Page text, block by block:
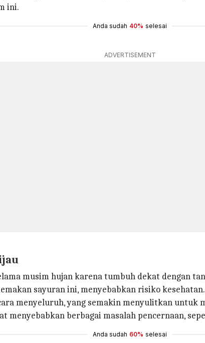
ini.
Anda sudah 40% selesai
ADVERTISEMENT
musim hujan karena tumbuh dekat dengan
sayuran ini, menyebabkan risiko kesehatan.
menyeluruh, yang semakin menyulitkan untuk
menyebabkan berbagai masalah pencernaan,
Anda sudah 60% selesai